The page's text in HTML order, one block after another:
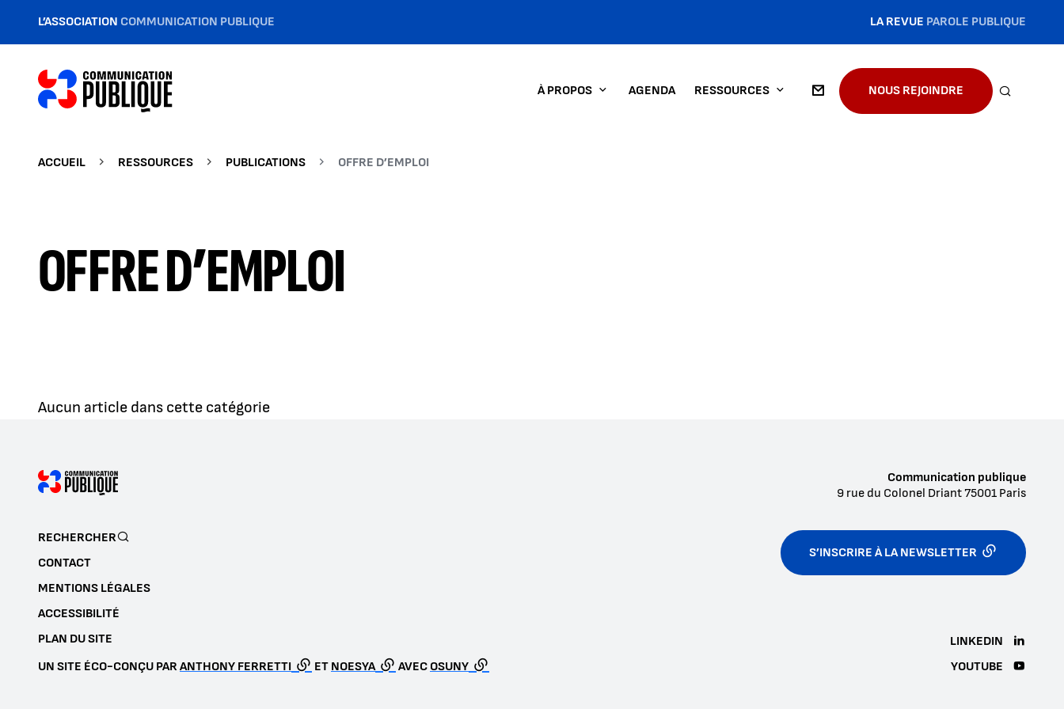
L’ASSOCIATION COMMUNICATION PUBLIQUE LA REVUE PAROLE PUBLIQUE
À PROPOS AGENDA RESSOURCES NOUS REJOINDRE
ACCUEIL RESSOURCES PUBLICATIONS OFFRE D’EMPLOI
OFFRE D’EMPLOI
Aucun article dans cette catégorie
Communication publique
9 rue du Colonel Driant75001 Paris
S’INSCRIRE À LA NEWSLETTER
LINKEDIN
YOUTUBE
RECHERCHER
CONTACT
MENTIONS LÉGALES
ACCESSIBILITÉ
PLAN DU SITE
UN SITE ÉCO-CONÇU PARANTHONY FERRETTI ET NOESYA AVEC OSUNY